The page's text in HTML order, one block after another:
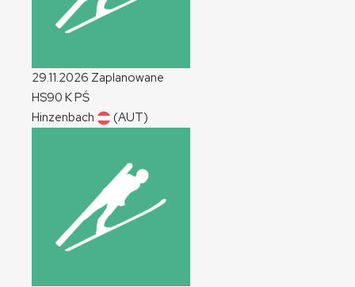
29.11.2026 Zaplanowane
HS90 KPŚ
Hinzenbach
(AUT)